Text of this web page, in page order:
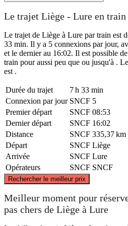
Le trajet Liège - Lure en train
Le trajet de Liège à Lure par train est
33 min. Il y a 5 connexions par jour,
et le dernier au 16:02. Il est possible
train pour aussi peu que ou jusqu'à .
est .
Durée du trajet
7 h 33 min
Connexion par jour SNCF 5
Premier départ
SNCF 08:53
Dernier départ
SNCF 16:02
Distance
SNCF 335,37 km
Départ
SNCF Liège
Arrivée
SNCF Lure
Opérateurs
SNCF SNCF
Rechercher le meilleur prix
Meilleur moment pour
pas chers de Liège à Lure